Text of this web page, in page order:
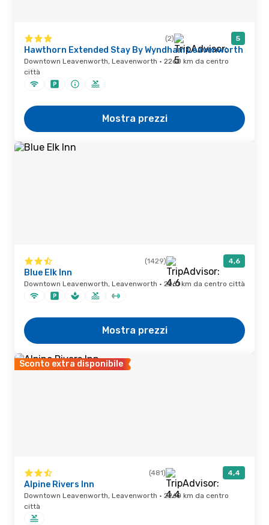
(2) 5
Hawthorn Extended Stay By Wyndham Leavenworth
Downtown Leavenworth, Leavenworth · 2260 km da centro
città
Mostra prezzi
(1429) 4,6
Blue Elk Inn
Downtown Leavenworth, Leavenworth · 2261 km da centro città
Mostra prezzi
Sconto extra disponibile
(481) 4,4
Alpine Rivers Inn
Downtown Leavenworth, Leavenworth · 2260 km da centro
città